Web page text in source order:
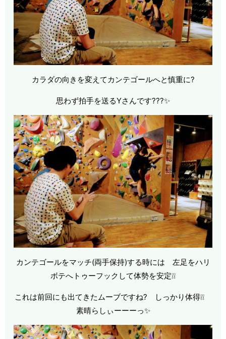
カラダの向きを変えてカンテゴールへと慎重に?
思わず拍手を送るYさんです???✨
カンテゴールをマッチ(両手保持)する時には 左足をハリ
ボテへトゥーフックして体勢を安定❕❕
これは前回にも出てきたムーブですね? しっかり体得❕❕
素晴らしぃーーーっ✨